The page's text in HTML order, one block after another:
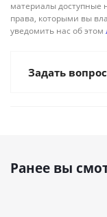
материалы доступные
права, которыми вы
уведомить нас об этом
Задать вопрос
Ранее вы